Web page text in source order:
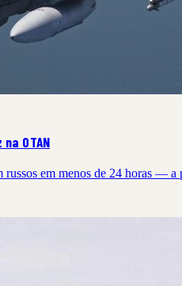
OTAN
russos em menos de 24 horas —